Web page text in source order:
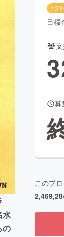
アニメ・漫画
ビューティー・ヘ
水
の
目標
募
このプロ